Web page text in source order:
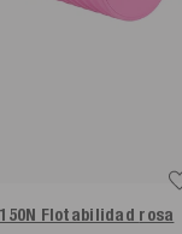
Flotabilidad rosa